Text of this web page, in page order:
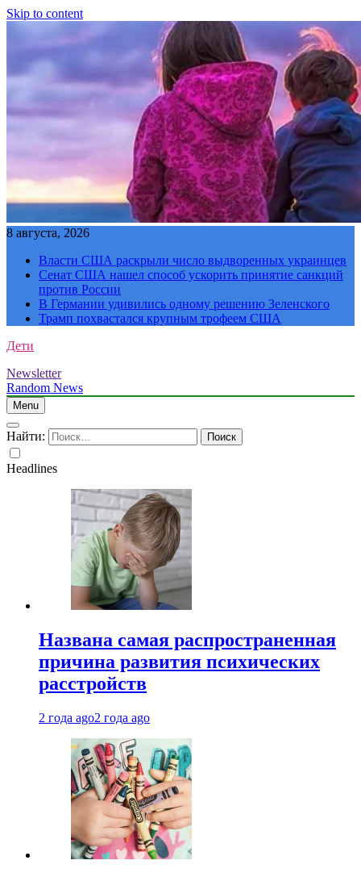
Skip to content
8 августа, 2026
Власти США раскрыли число выдворенных украинцев
Сенат США нашел способ ускорить принятие санкций
против России
В Германии удивились одному решению Зеленского
Трамп похвастался крупным трофеем США
Дети
Newsletter
Random News
Menu
Найти:
Headlines
Названа самая распространенная
причина развития психических
расстройств
2 года ago2 года ago